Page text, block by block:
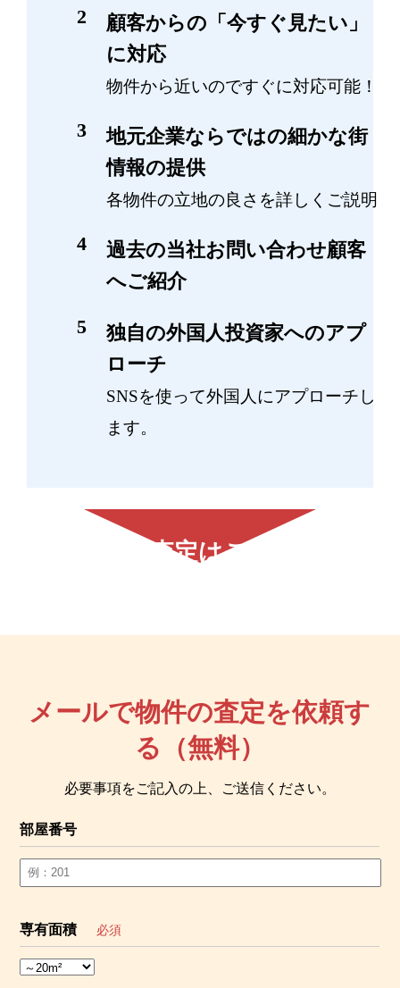
顧客からの「今すぐ見たい」
に対応
物件から近いのですぐに対応可能！
地元企業ならではの細かな街
情報の提供
各物件の立地の良さを詳しくご説明
過去の当社お問い合わせ顧客
へご紹介
独自の外国人投資家へのアプ
ローチ
SNSを使って外国人にアプローチし
ます。
無料査定はこちら
メールで物件の査定を依頼す
る（無料）
必要事項をご記入の上、ご送信ください。
部屋番号
専有面積 必須